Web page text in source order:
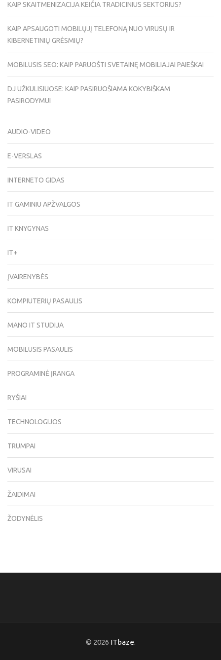
KAIP SKAITMENIZACIJA KEIČIA TRADICINIUS SEKTORIUS?
KAIP APSAUGOTI MOBILŲJĮ TELEFONĄ NUO VIRUSŲ IR
KIBERNETINIŲ GRĖSMIŲ?
MOBILUSIS SEO: KAIP PARUOŠTI SVETAINĘ MOBILIAJAI PAIEŠKAI
DJ UŽKULISIUOSE: KAIP PASIRUOŠIAMA KOKYBIŠKAM
PASIRODYMUI
AUDIO-VIDEO
E-VERSLAS
INTERNETO GIDAS
IT GAMINIU APŽVALGOS
IT KNYGYNAS
IT+
ĮVAIRENYBĖS
KOMPIUTERIŲ PASAULIS
MANO IT STUDIJA
MOBILUSIS PASAULIS
PROGRAMINĖ ĮRANGA
RYŠIAI
TECHNOLOGIJOS
TRUMPAI
VIRUSAI
ŽAIDIMAI
ŽODYNĖLIS
© 2026 ITbaze.